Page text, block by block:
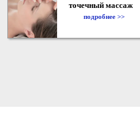
точечный массаж
подробнее >>